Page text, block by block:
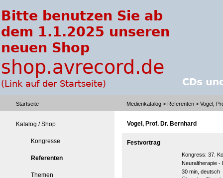
Startseite Medienkatalog > Referenten > Vogel,
Katalog / Shop
Kongresse
Referenten
Themen
Vogel, Prof. Dr. Bernhard
Festvortrag
Kongress: 37.
Neuraltherapie -
30 min, deutsch